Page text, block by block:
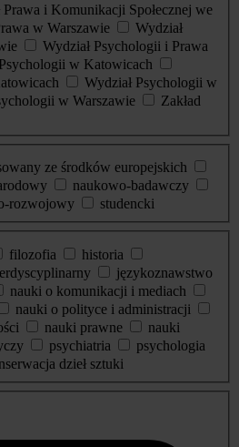
Prawa i Komunikacji Społecznej we
w Warszawie
Wydział
Wydział Psychologii i Prawa
w Katowicach
Wydział Psychologii w
w Warszawie
Zakład
ze środków europejskich
naukowo-badawczy
rozwojowy
studencki
filozofia
historia
językoznawstwo
nauki o komunikacji i mediach
nauki o polityce i administracji
nauki prawne
nauki
psychiatria
psychologia
dzieł sztuki